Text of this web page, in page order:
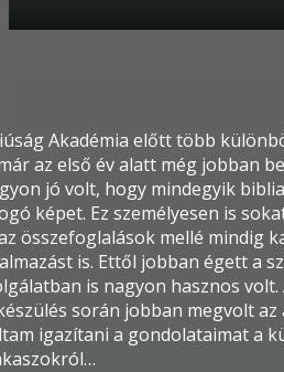
Akadémia előtt több
az első év alatt még jobban
jó volt, hogy mindegyik
képet. Ez személyesen is
összefoglalások mellé mindig
is. Ettől jobban égett a
is nagyon hasznos
során jobban megvolt
igazítani a gondolataimat a